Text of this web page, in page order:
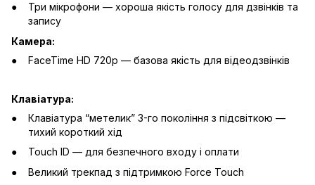
Три мікрофони — хороша якість голосу для дзвінків та
запису
Камера:
FaceTime HD 720p — базова якість для відеодзвінків
Клавіатура:
Клавіатура “метелик” 3-го покоління з підсвіткою —
тихий короткий хід
Touch ID — для безпечного входу і оплати
Великий трекпад з підтримкою Force Touch